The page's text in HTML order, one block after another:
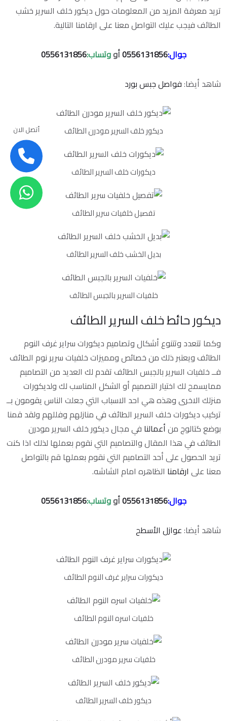
تريد معرفة المزيد من المعلومات حول ديكور خلف السرير خشب
الطائف فيجب عليك التواصل معنا على ارقامنا التالية.
جوال:0556131856أووتساب:0556131856
شاهد أيضا:فواصل جبس بورد
ديكور خلف السرير مودرن الطائف
ديكورات خلف السرير الطائف
تفصيل خلفيات سرير الطائف
بديل الخشب خلف السرير الطائف
خلفيات السرير بالجبس الطائف
ديكور حائط خلف السرير الطائف
وكما تتعدد وتتنوع أشكال وتصاميم ديكورات سراير غرف النوم
الطائف ويعتبر ذلك من خصائص ومميزات خلفيات سرير نوم الطائف
فــ خلفيات السرير بالجبس الطائف تقدم لك العديد من التصاميم
ممايسمح لك اختيار التصميم أو الشكل المناسب لك ولديكورات
منزلك الاخرى وهذه هي احد الاسباب التي جعلت الناس يقومون بــ
تركيب ديكورات خلف السرير الطائف في منازلهم وفللهم ولقد قمنا
بوضع كتالوج منأعمالنا في مجال ديكور خلف السرير مودرن
الطائف في هذا المقال والتصاميم التي نقوم بعملها لذلك اذا كنت
تريد الحصول على أحد التصاميم التي نقوم بعملها قم بالتواصل
معنا على ارقامنا الظاهره امام الشاشه.
جوال:0556131856أووتساب:0556131856
شاهد أيضا:عوازل الأسطح
ديكورات سراير غرف النوم الطائف
خلفيات اسره النوم الطائف
خلفيات سرير مودرن الطائف
ديكور خلف السرير الطائف
أتصل الان